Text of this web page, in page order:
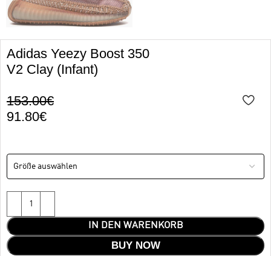
Adidas Yeezy Boost 350
V2 Clay (Infant)
153.00€
91.80€
IN DEN WARENKORB
BUY NOW